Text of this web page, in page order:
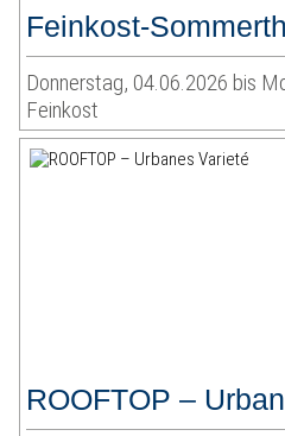
Feinkost-
Donnerstag, 04.06.2026 bis
Feinkost
ROOFTOP –